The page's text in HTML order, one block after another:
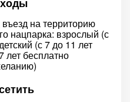
на территорию
нацпарка: взрослый (с
(с 7 до 11 лет
лет бесплатно